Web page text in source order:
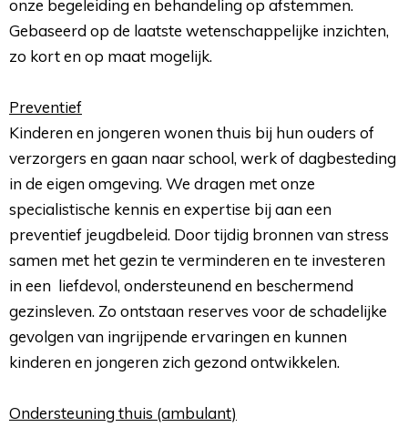
onze begeleiding en behandeling op afstemmen.
Gebaseerd op de laatste wetenschappelijke inzichten,
zo kort en op maat mogelijk.
Preventief
Kinderen en jongeren wonen thuis bij hun ouders of
verzorgers en gaan naar school, werk of dagbesteding
in de eigen omgeving. We dragen met onze
specialistische kennis en expertise bij aan een
preventief jeugdbeleid. Door tijdig bronnen van stress
samen met het gezin te verminderen en te investeren
in een liefdevol, ondersteunend en beschermend
gezinsleven. Zo ontstaan reserves voor de schadelijke
gevolgen van ingrijpende ervaringen en kunnen
kinderen en jongeren zich gezond ontwikkelen.
Ondersteuning thuis (ambulant)